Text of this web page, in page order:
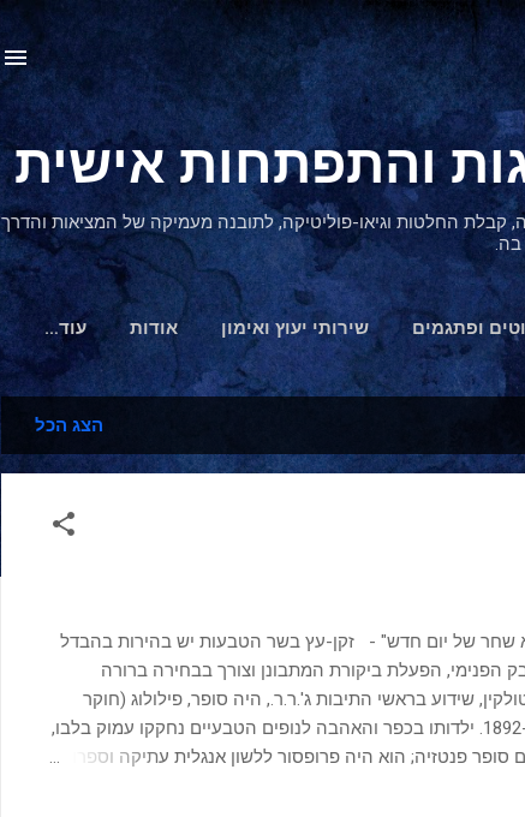
הראשי
קבלת החלטות וגיאו-פוליטיקה, לתובנה מעמיקה של המציאות והדרך
בה.
ופתגמים שירותי יעוץ ואימון אודות ‏עוד…
הצג הכל
שחר של יום חדש" - זקן-עץ בשר הטבעות יש בהירות בהבדל
הפנימי, הפעלת ביקורת המתבונן וצורך בבחירה ברורה
שידוע בראשי התיבות ג'.ר.ר., היה סופר, פילולוג (חוקר
שפות עתיקות) והוגה דעות אנגלי שנולד ב-1892. ילדותו בכפר והאהבה לנופים הטבעיים נחקקו עמוק בלבו,
סופר פנטזיה; הוא היה פרופסור ללשון אנגלית עתיקה וספרות